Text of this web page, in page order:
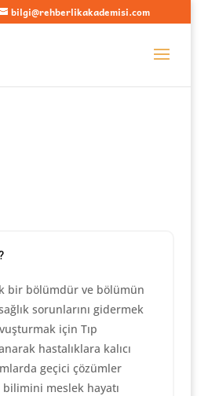
bilgi@rehberlikakademisi.com
bir bölümdür ve bölümün
sorunlarını gidermek
için Tıp
hastalıklara kalıcı
geçici çözümler
bilimini meslek hayatı